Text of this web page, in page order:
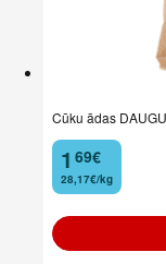
Cūku ādas
1
. 69€
28,17€/kg